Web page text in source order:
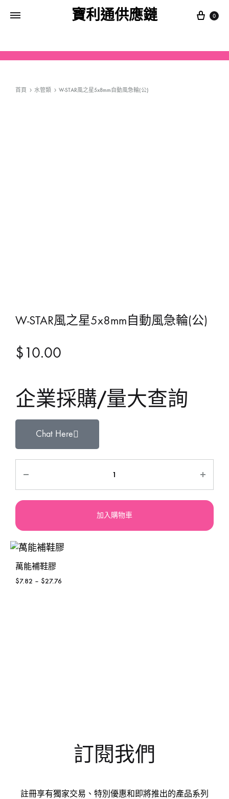
寶利通供應鏈 0
首頁 水管類 W-STAR風之星5x8mm自動風急輪(公)
W-STAR風之星5x8mm自動風急輪(公)
$10.00
企業採購/量大查詢
Chat Here
加入購物車
萬能補鞋膠
$7.82 – $27.76
訂閱我們
註冊享有獨家交易、特別優惠和即將推出的產品系列